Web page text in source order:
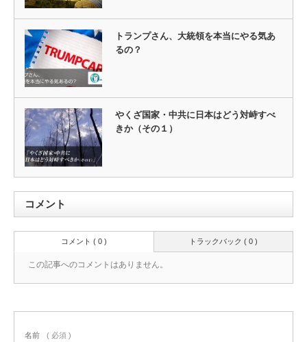
トランプさん、大統領を本当にやる気あ
るの？
やくざ国家・中共に日本はどう対峙すべ
きか（その１）
コメント
トラックバック ( 0 )
コメント ( 0 )
この記事へのコメントはありません。
名前 ( 必須 )